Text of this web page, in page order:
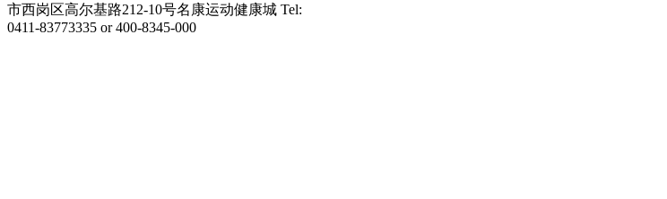
市西岗区高尔基路212-10号名康运动健康城 Tel:
0411-83773335 or 400-8345-000